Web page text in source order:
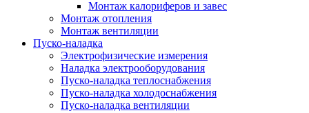
Монтаж калориферов и завес
Монтаж отопления
Монтаж вентиляции
Пуско-наладка
Электрофизические измерения
Наладка электрооборудования
Пуско-наладка теплоснабжения
Пуско-наладка холодоснабжения
Пуско-наладка вентиляции